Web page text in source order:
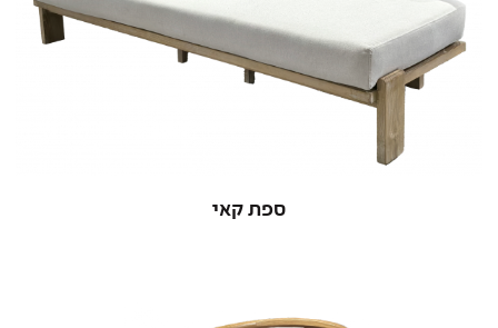
ספת קאי